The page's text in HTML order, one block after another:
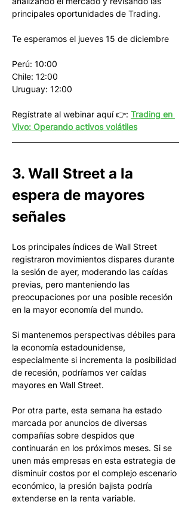
principales oportunidades de Trading.
Te esperamos el jueves 15 de diciembre
Perú: 10:00
Chile: 12:00
Uruguay: 12:00
Regístrate al webinar aquí 👉: Trading en
Vivo: Operando activos volátiles
3. Wall Street a la
espera de mayores
señales
Los principales índices de Wall Street
registraron movimientos dispares durante
la sesión de ayer, moderando las caídas
previas, pero manteniendo las
preocupaciones por una posible recesión
en la mayor economía del mundo.
Si mantenemos perspectivas débiles para
la economía estadounidense,
especialmente si incrementa la posibilidad
de recesión, podríamos ver caídas
mayores en Wall Street.
Por otra parte, esta semana ha estado
marcada por anuncios de diversas
compañías sobre despidos que
continuarán en los próximos meses. Si se
unen más empresas en esta estrategia de
disminuir costos por el complejo escenario
económico, la presión bajista podría
extenderse en la renta variable.